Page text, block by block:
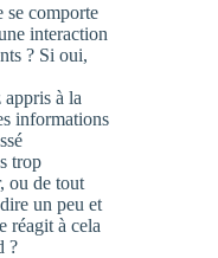
se comporte
interaction
? Si oui,
appris à la
informations
trop
ou de tout
un peu et
réagit à cela
?